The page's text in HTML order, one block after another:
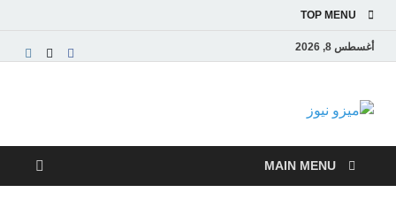
TOP MENU
أغسطس 8, 2026
ميزو نيوز
والاقتصادية
MAIN MENU